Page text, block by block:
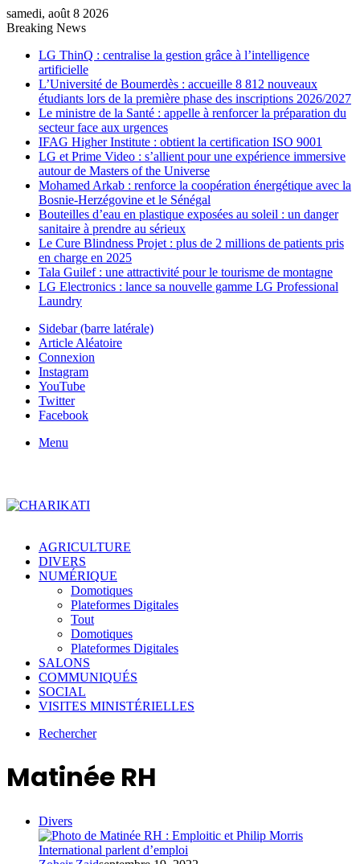
samedi, août 8 2026
Breaking News
LG ThinQ : centralise la gestion grâce à l’intelligence
artificielle
L’Université de Boumerdès : accueille 8 812 nouveaux
étudiants lors de la première phase des inscriptions 2026/2027
Le ministre de la Santé : appelle à renforcer la préparation du
secteur face aux urgences
IFAG Higher Institute : obtient la certification ISO 9001
LG et Prime Video : s’allient pour une expérience immersive
autour de Masters of the Universe
Mohamed Arkab : renforce la coopération énergétique avec la
Bosnie-Herzégovine et le Sénégal
Bouteilles d’eau en plastique exposées au soleil : un danger
sanitaire à prendre au sérieux
Le Cure Blindness Projet : plus de 2 millions de patients pris
en charge en 2025
Tala Guilef : une attractivité pour le tourisme de montagne
LG Electronics : lance sa nouvelle gamme LG Professional
Laundry
Sidebar (barre latérale)
Article Aléatoire
Connexion
Instagram
YouTube
Twitter
Facebook
Menu
AGRICULTURE
DIVERS
NUMÉRIQUE
Domotiques
Plateformes Digitales
Tout
Domotiques
Plateformes Digitales
SALONS
COMMUNIQUÉS
SOCIAL
VISITES MINISTÉRIELLES
Rechercher
Matinée RH
Divers